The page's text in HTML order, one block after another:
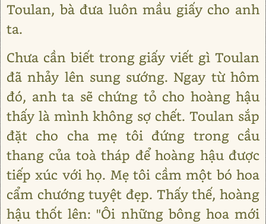
Toulan, bà đưa luôn mầu giấy cho anh
ta.
Chưa cần biết trong giấy viết gì Toulan
đã nhảy lên sung sướng. Ngay từ hôm
đó, anh ta sẽ chứng tỏ cho hoàng hậu
thấy là mình không sợ chết. Toulan sắp
đặt cho cha mẹ tôi đứng trong cầu
thang của toà tháp để hoàng hậu được
tiếp xúc với họ. Mẹ tôi cầm một bó hoa
cẩm chướng tuyệt đẹp. Thấy thế, hoàng
hậu thốt lên: "Ôi những bông hoa mới